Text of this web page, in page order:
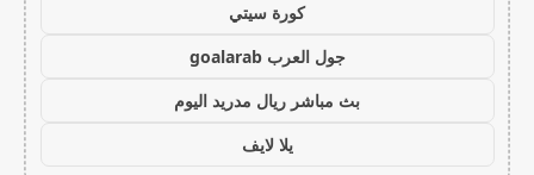
كورة سيتي
جول العرب goalarab
بث مباشر ريال مدريد اليوم
يلا لايف